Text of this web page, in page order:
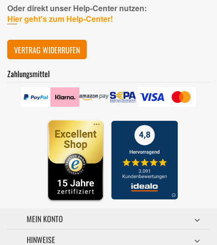
Oder direkt unser Help-Center nutzen:
Hier geht's zum Help-Center!
VERTRAG WIDERRUFEN
Zahlungsmittel
MEIN KONTO
HINWEISE